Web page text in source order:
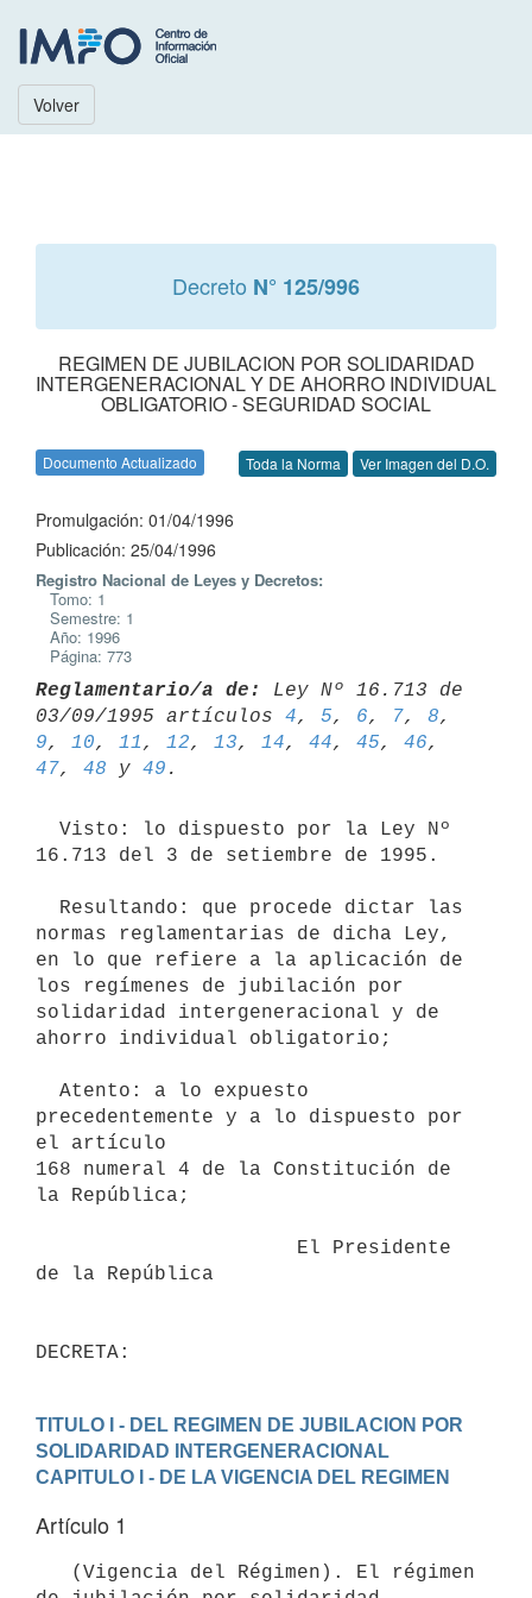
Volver
Decreto N° 125/996
REGIMEN DE JUBILACION POR SOLIDARIDAD
INTERGENERACIONAL Y DE AHORRO INDIVIDUAL
OBLIGATORIO - SEGURIDAD SOCIAL
Documento Actualizado Toda la Norma Ver Imagen del D.O.
Promulgación: 01/04/1996
Publicación: 25/04/1996
Registro Nacional de Leyes y Decretos:
Tomo: 1
Semestre: 1
Año: 1996
Página: 773
Reglamentario/a de:
Ley Nº 16.713 de
03/09/1995 artículos 4, 5, 6, 7, 8,
9, 10, 11 , 12, 13, 14, 44, 45, 46
47, 48 y 49
16.713 del 3 de setiembre de 1995.
normas reglamentarias de dicha Ley,
en lo que refiere a la aplicación de
los regímenes de jubilación por
solidaridad intergeneracional y de
ahorro individual obligatorio;
precedentemente y a lo dispuesto por
el artículo
168 numeral 4 de la Constitución de
la República;
de la República
TITULO I - DEL REGIMEN DE JUBILACION POR
SOLIDARIDAD INTERGENERACIONAL
CAPITULO I - DE LA VIGENCIA DEL REGIMEN
Artículo 1